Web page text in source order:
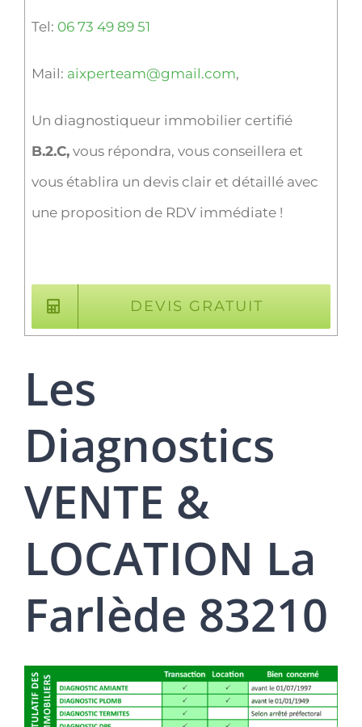
Tel: 06 73 49 89 51
Mail: aixperteam@gmail.com,
Un diagnostiqueur immobilier certifié
B.2.C,vous répondra, vous conseillera et
vous établira un devis clair et détaillé avec
une proposition de RDV immédiate !
DEVIS GRATUIT
Les
Diagnostics
VENTE &
LOCATION La
Farlède 83210